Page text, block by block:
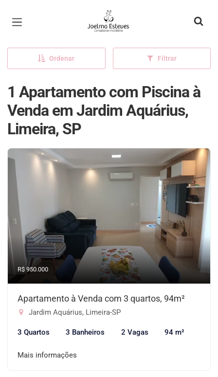
Página inicial
Ordenar Filtrar
1 Apartamento com Piscina à
Venda em Jardim Aquárius,
Limeira, SP
R$ 950.000
Apartamento à Venda com 3 quartos, 94m²
Jardim Aquárius, Limeira-SP
3 Quartos 3 Banheiros 2 Vagas 94 m²
Mais informações